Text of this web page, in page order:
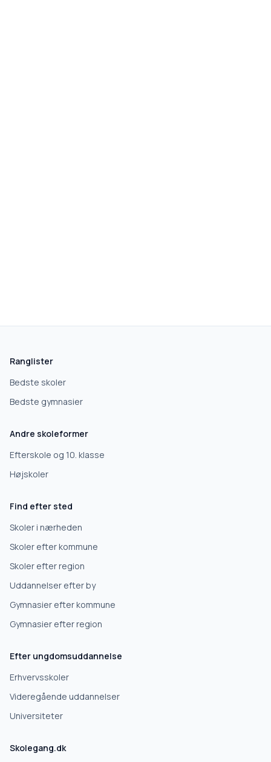
Hvad leder du efter?
Grundskole
10. klasse
Erhvervsuddannelse
Videregående uddannelse
Ranglister
Bedste skoler
Bedste gymnasier
Andre skoleformer
Efterskole og 10. klasse
Højskoler
Find efter sted
Skoler i nærheden
Skoler efter kommune
Skoler efter region
Uddannelser efter by
Gymnasier efter kommune
Gymnasier efter region
Efter ungdomsuddannelse
Erhvervsskoler
Videregående uddannelser
Universiteter
Skolegang.dk